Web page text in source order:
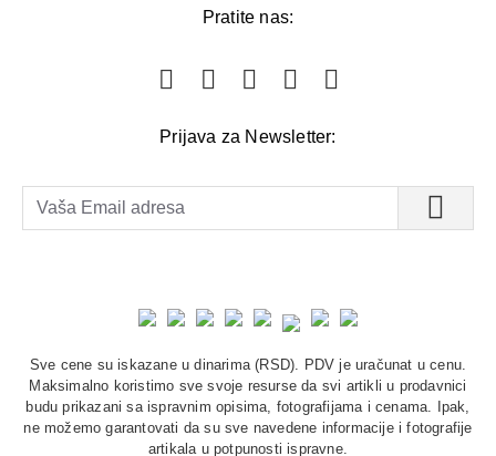
Pratite nas:
Prijava za Newsletter:
Sve cene su iskazane u dinarima (RSD). PDV je uračunat u cenu.
Maksimalno koristimo sve svoje resurse da svi artikli u prodavnici
budu prikazani sa ispravnim opisima, fotografijama i cenama. Ipak,
ne možemo garantovati da su sve navedene informacije i fotografije
artikala u potpunosti ispravne.